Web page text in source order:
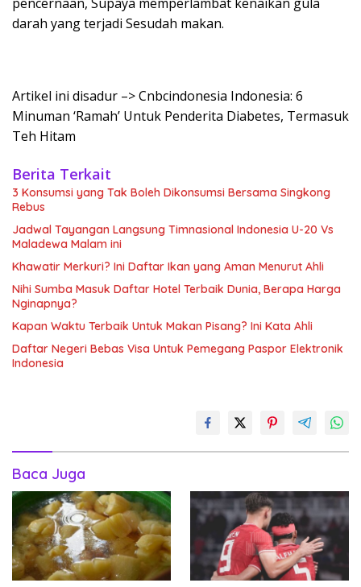
darah yang terjadi Sesudah makan.
Artikel ini disadur –> Cnbcindonesia Indonesia: 6
Minuman ‘Ramah’ Untuk Penderita Diabetes, Termasuk
Teh Hitam
Berita Terkait
3 Konsumsi yang Tak Boleh Dikonsumsi Bersama Singkong
Rebus
Jadwal Tayangan Langsung Timnasional Indonesia U-20 Vs
Maladewa Malam ini
Khawatir Merkuri? Ini Daftar Ikan yang Aman Menurut Ahli
Nihi Sumba Masuk Daftar Hotel Terbaik Dunia, Berapa Harga
Nginapnya?
Kapan Waktu Terbaik Untuk Makan Pisang? Ini Kata Ahli
Daftar Negeri Bebas Visa Untuk Pemegang Paspor Elektronik
Indonesia
Baca Juga